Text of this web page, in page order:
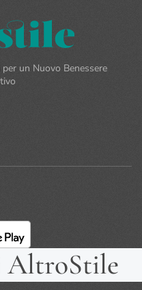
un Nuovo Benessere